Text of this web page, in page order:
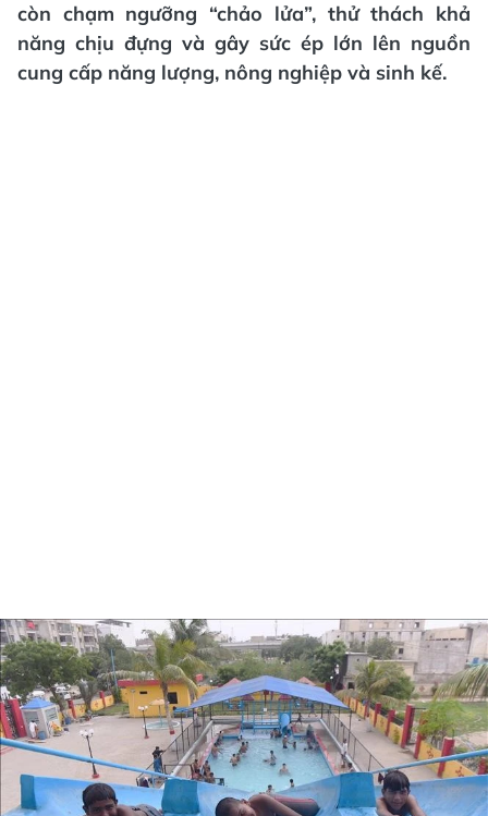
còn chạm ngưỡng “chảo lửa”, thử thách khả
năng chịu đựng và gây sức ép lớn lên nguồn
cung cấp năng lượng, nông nghiệp và sinh kế.